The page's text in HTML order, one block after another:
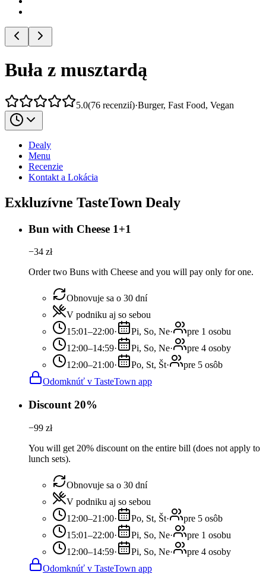
Buła z musztardą
5.0(76 recenzií)·Burger, Fast Food, Vegan
Dealy
Menu
Recenzie
Kontakt a Lokácia
Exkluzívne TasteTown Dealy
Bun with Cheese 1+1
−34 zł
Order two Buns with Cheese and you will pay only for one.
Obnovuje sa o 30 dní
V podniku aj so sebou
15:01–22:00· Pi, So, Ne·
pre 1 osobu
12:00–14:59· Pi, So, Ne·
pre 4 osoby
12:00–21:00· Po, St, Št·
pre 5 osôb
Odomknúť v TasteTown app
Discount 20%
−99 zł
You will get 20% discount on the entire bill (does not apply to
lunch sets).
Obnovuje sa o 30 dní
V podniku aj so sebou
12:00–21:00· Po, St, Št·
pre 5 osôb
15:01–22:00· Pi, So, Ne·
pre 1 osobu
12:00–14:59· Pi, So, Ne·
pre 4 osoby
Odomknúť v TasteTown app